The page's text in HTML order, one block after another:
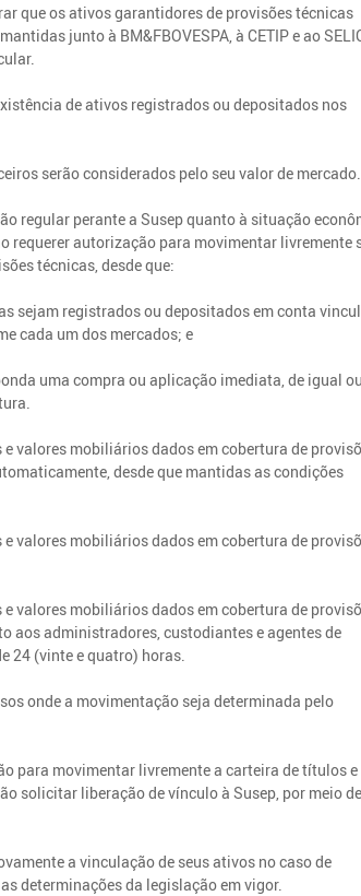
que os ativos garantidores de provisões técnicas
junto à BM&FBOVESPA, à CETIP e ao
de ativos registrados ou depositados nos
serão considerados pelo seu valor de mercado.
regular perante a Susep quanto à situação
requerer autorização para movimentar livremente
técnicas, desde que:
sejam registrados ou depositados em conta
cada um dos mercados; e
uma compra ou aplicação imediata, de igual ou
valores mobiliários dados em cobertura de
desde que mantidas as condições
valores mobiliários dados em cobertura de
valores mobiliários dados em cobertura de
aos administradores, custodiantes e agentes de
24 (vinte e quatro) horas.
onde a movimentação seja determinada pelo
para movimentar livremente a carteira de títulos e
solicitar liberação de vínculo à Susep, por meio de
a vinculação de seus ativos no caso de
determinações da legislação em vigor.